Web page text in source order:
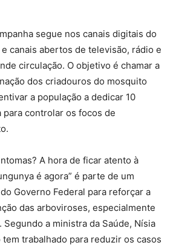
segue nos canais digitais do
canais abertos de televisão, rádio e
circulação. O objetivo é chamar a
dos criadouros do mosquito
a população a dedicar 10
para controlar os focos de
A hora de ficar atento à
é agora” é parte de um
Governo Federal para reforçar a
das arboviroses, especialmente
a ministra da Saúde, Nísia
trabalhado para reduzir os casos